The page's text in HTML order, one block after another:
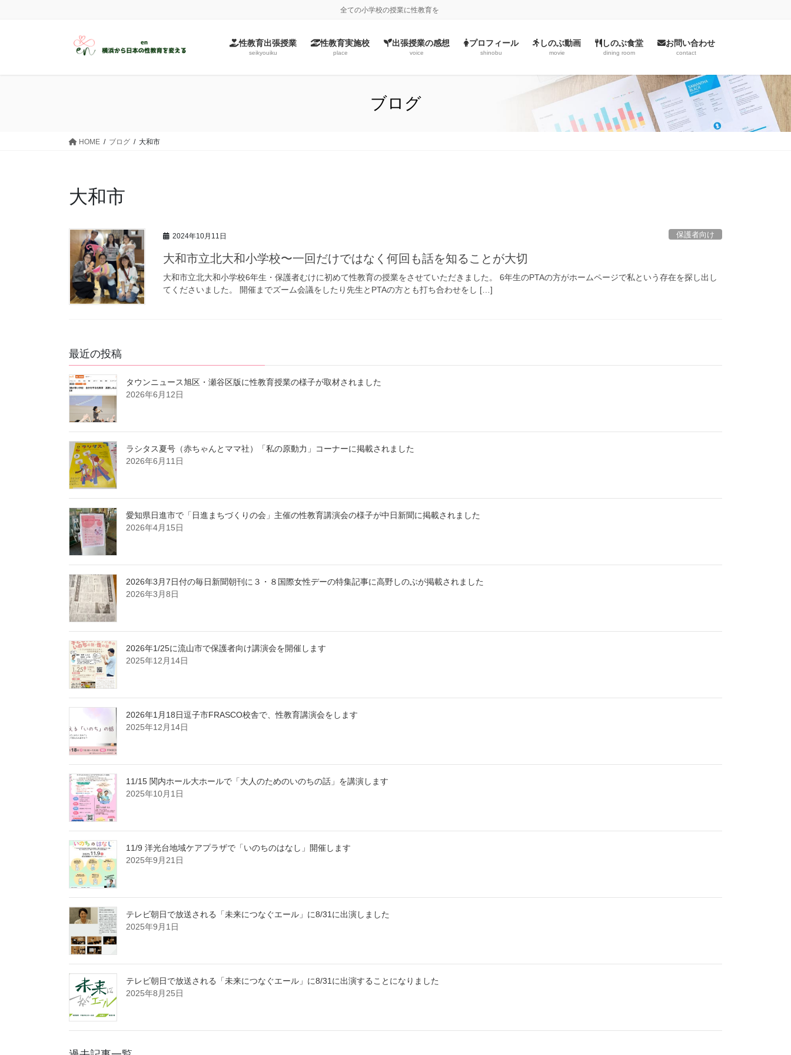
全ての小学校の授業に性教育を
性教育出張授業
seikyouiku
性教育実施校
place
出張授業の感想
voice
プロフィール
shinobu
しのぶ動画
movie
しのぶ食堂
dining room
お問い合わせ
contact
ブログ
HOME ブログ 大和市
大和市
2024年10月11日 保護者向け
大和市立北大和小学校〜一回だけではなく何回も話を知ることが大切
大和市立北大和小学校6年生・保護者むけに初めて性教育の授業をさせていただきました。 6年生のPTAの方がホームページで私という存在を探し出し
てくださいました。 開催までズーム会議をしたり先生とPTAの方とも打ち合わせをし […]
最近の投稿
タウンニュース旭区・瀬谷区版に性教育授業の様子が取材されました
2026年6月12日
ラシタス夏号（赤ちゃんとママ社）「私の原動力」コーナーに掲載されました
2026年6月11日
愛知県日進市で「日進まちづくりの会」主催の性教育講演会の様子が中日新聞に掲載されました
2026年4月15日
2026年3月7日付の毎日新聞朝刊に３・８国際女性デーの特集記事に高野しのぶが掲載されました
2026年3月8日
2026年1/25に流山市で保護者向け講演会を開催します
2025年12月14日
2026年1月18日逗子市FRASCO校舎で、性教育講演会をします
2025年12月14日
11/15 関内ホール大ホールで「大人のためのいのちの話」を講演します
2025年10月1日
11/9 洋光台地域ケアプラザで「いのちのはなし」開催します
2025年9月21日
テレビ朝日で放送される「未来につなぐエール」に8/31に出演しました
2025年9月1日
テレビ朝日で放送される「未来につなぐエール」に8/31に出演することになりました
2025年8月25日